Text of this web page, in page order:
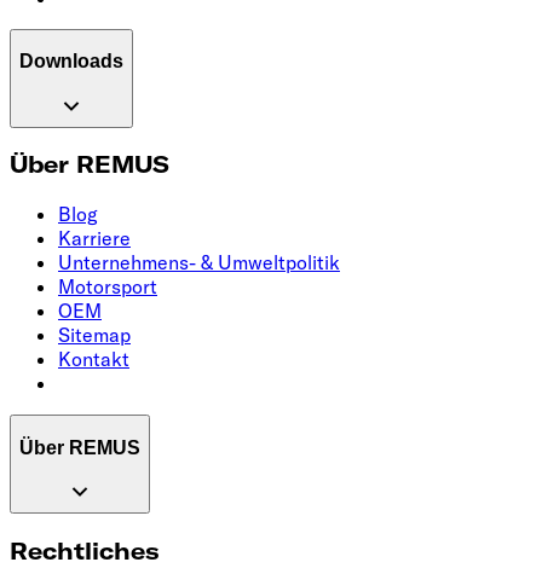
Downloads
Über REMUS
Blog
Karriere
Unternehmens- & Umweltpolitik
Motorsport
OEM
Sitemap
Kontakt
Über REMUS
Rechtliches